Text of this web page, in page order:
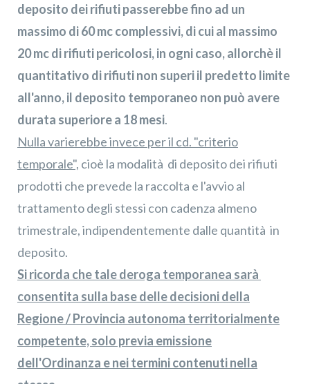
deposito dei rifiuti passerebbe fino ad un
massimo di 60 mc complessivi, di cui al massimo
20 mc di rifiuti pericolosi, in ogni caso, allorchè il
quantitativo di rifiuti non superi il predetto limite
all'anno, il deposito temporaneo non può avere
durata superiore a 18 mesi.
Nulla varierebbe invece per il cd. "criterio
temporale", cioè la modalità di deposito dei rifiuti
prodotti che prevede la raccolta e l'avvio al
trattamento degli stessi con cadenza almeno
trimestrale, indipendentemente dalle quantità in
deposito.
Si ricorda che tale deroga temporanea sarà
consentita sulla base delle decisioni della
Regione / Provincia autonoma territorialmente
competente, solo previa emissione
dell'Ordinanza e nei termini contenuti nella